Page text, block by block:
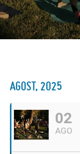
AGOST, 2025
02
AGO